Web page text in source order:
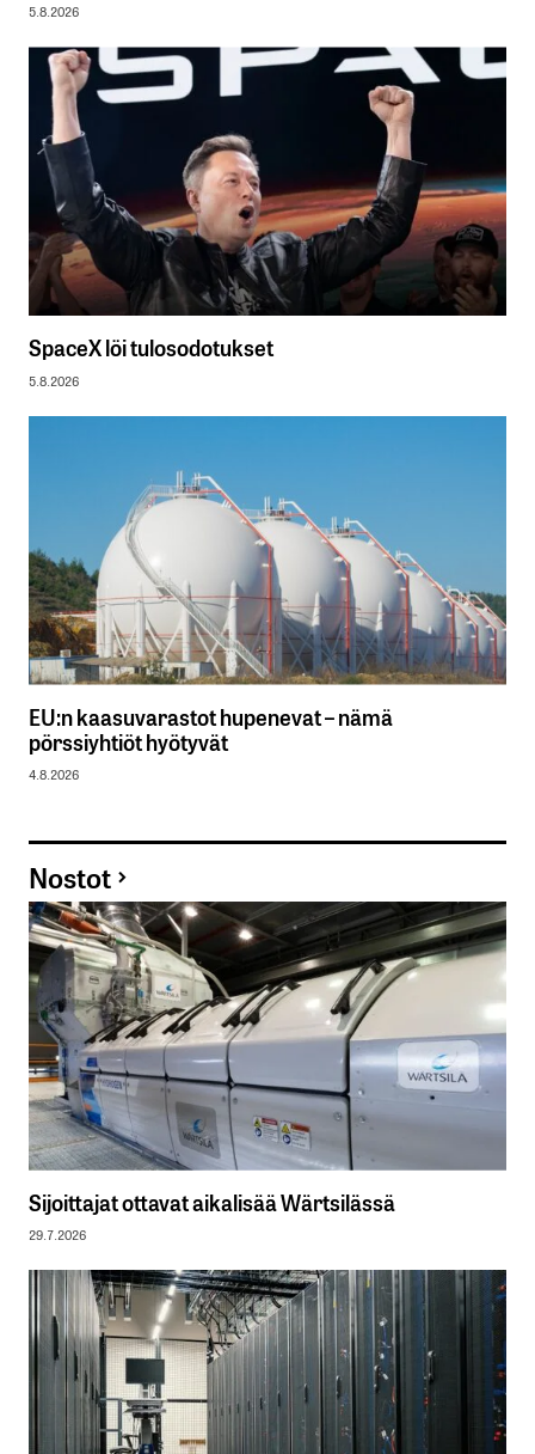
5.8.2026
SpaceX löi tulosodotukset
5.8.2026
EU:n kaasuvarastot hupenevat – nämä
pörssiyhtiöt hyötyvät
4.8.2026
Nostot
Sijoittajat ottavat aikalisää Wärtsilässä
29.7.2026